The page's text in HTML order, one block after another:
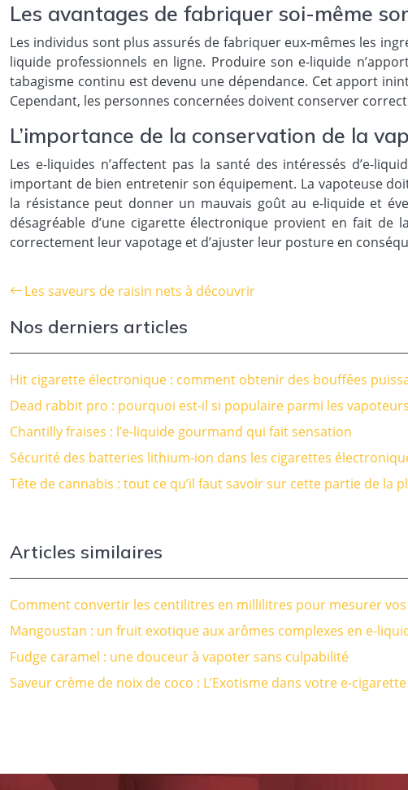
Les avantages de fabriquer soi-même
Les individus sont plus assurés de fabriquer eux-mêmes les
liquide professionnels en ligne. Produire son e-liquide
tabagisme continu est devenu une dépendance. Cet apport
Cependant, les personnes concernées doivent conserver
L’importance de la conservation de la
Les e-liquides n’affectent pas la santé des intéressés d’e-
important de bien entretenir son équipement. La vapoteuse
la résistance peut donner un mauvais goût au e-liquide et
désagréable d’une cigarette électronique provient en fait
correctement leur vapotage et d’ajuster leur posture en
Les saveurs de raisin nets à découvrir
Nos derniers articles
Hit cigarette électronique : comment obtenir des bouffées
Dead rabbit pro : pourquoi est-il si populaire parmi les
Chantilly fraises : l’e-liquide gourmand qui fait sensation
Sécurité des batteries lithium-ion dans les cigarettes
Tête de cannabis : tout ce qu’il faut savoir sur cette partie de la
Articles similaires
Comment convertir les centilitres en millilitres pour mesurer vos
Mangoustan : un fruit exotique aux arômes complexes en e-
Fudge caramel : une douceur à vapoter sans culpabilité
Saveur crème de noix de coco : L’Exotisme dans votre e-cigarette